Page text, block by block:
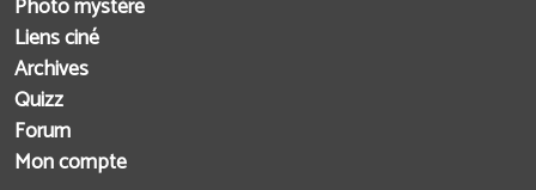
Photo mystère
Liens ciné
Archives
Quizz
Forum
Mon compte